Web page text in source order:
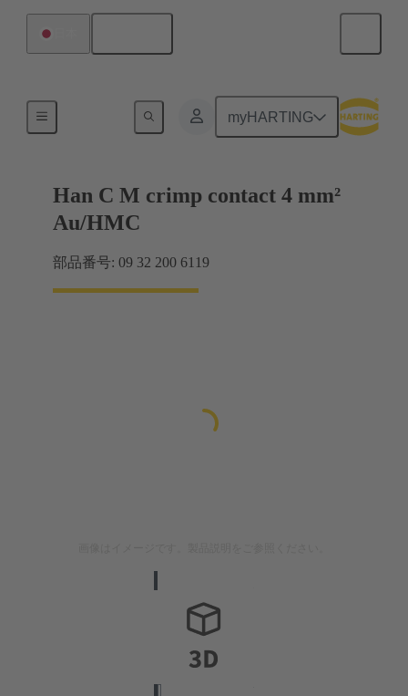
myHARTING
Han C M crimp contact 4 mm²
Au/HMC
部品番号: 09 32 200 6119